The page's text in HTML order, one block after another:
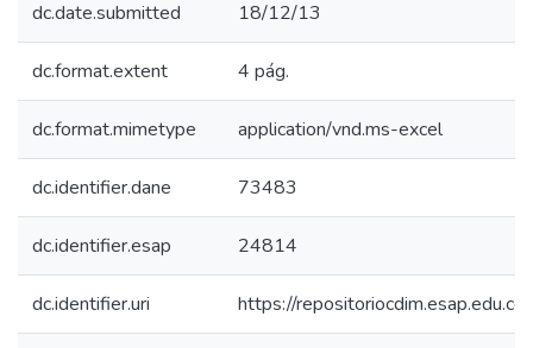
dc.date.submitted 18/12/13
dc.format.extent 4 pág.
dc.format.mimetype application/vnd.ms-excel
dc.identifier.dane 73483
dc.identifier.esap 24814
dc.identifier.uri https://